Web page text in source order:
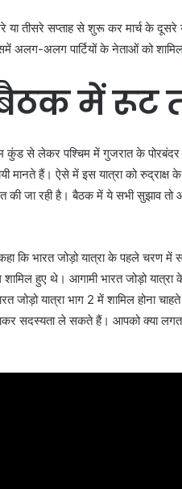
तीसरे सप्ताह से शुरू कर मार्च के दूसरे
अलग-अलग पार्टियों के नेताओं को शामिल
में रूट
कुंड से लेकर पश्चिम में गुजरात के पोरबंदर
मानते हैं। ऐसे में इस यात्रा को
की जा रही है। बैठक में ये सभी सुझाव
कि भारत जोड़ो यात्रा के पहले चरण
हुए थे। आगामी भारत जोड़ो
जोड़ो यात्रा भाग 2 में शामिल होना
सदस्यता ले सकते हैं। आपको क्या लगता